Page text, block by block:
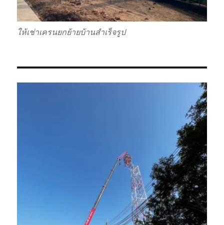
ให้เช่าเครนยกย้ายบ้านสำเร็จรูป